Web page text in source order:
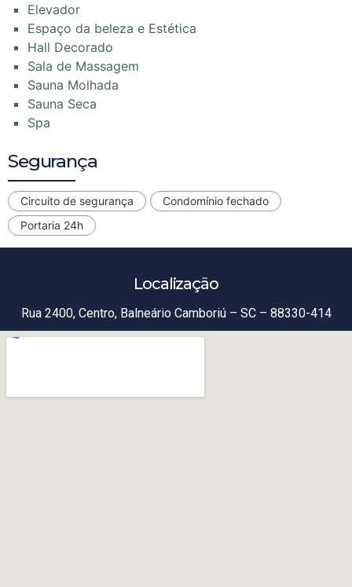
Elevador
Espaço da beleza e Estética
Hall Decorado
Sala de Massagem
Sauna Molhada
Sauna Seca
Spa
Segurança
Circuito de segurança
Condomínio fechado
Portaria 24h
Localização
Rua 2400, Centro, Balneário Camboriú – SC – 88330-414